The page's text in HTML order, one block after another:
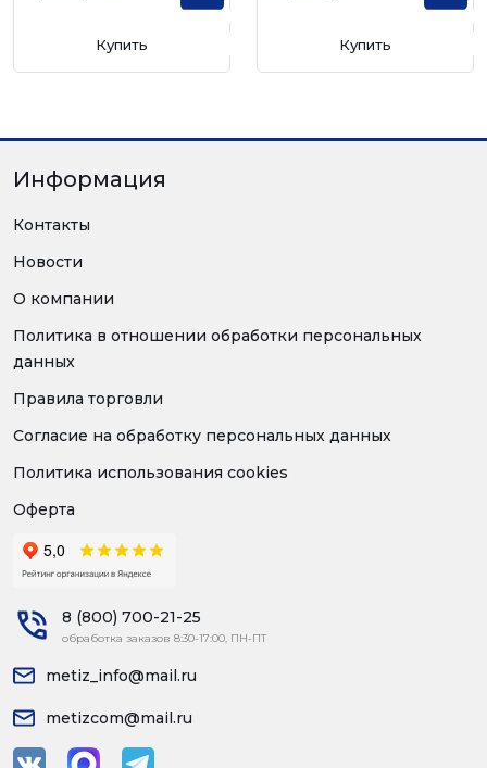
Купить Купить
Информация
Контакты
Новости
О компании
Политика в отношении обработки персональных
данных
Правила торговли
Согласие на обработку персональных данных
Политика использования cookies
Оферта
8 (800) 700-21-25
обработка заказов 8:30-17:00, ПН-ПТ
metiz_info@mail.ru
metizcom@mail.ru